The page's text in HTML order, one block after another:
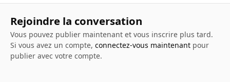
Rejoindre la conversation
Vous pouvez publier maintenant et vous inscrire plus tard.
Si vous avez un compte, connectez-vous maintenantpour
publier avec votre compte.